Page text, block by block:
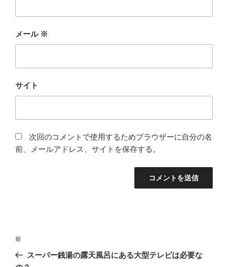
メール ※
サイト
次回のコメントで使用するためブラウザーに自分の名
前、メールアドレス、サイトを保存する。
投
ナ
前
の
投
前
スーパー銭湯の露天風呂にある大型テレビは必要な